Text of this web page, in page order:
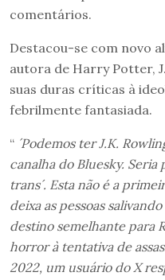
comentários.
Destacou-se com novo
autora de Harry Potter,
suas duras críticas à
febrilmente fantasiada.
“ ´Podemos ter J.K.
canalha do Bluesky. Seria
trans´. Esta não é a
deixa as pessoas
destino semelhante para
horror à tentativa de
2022, um usuário do X